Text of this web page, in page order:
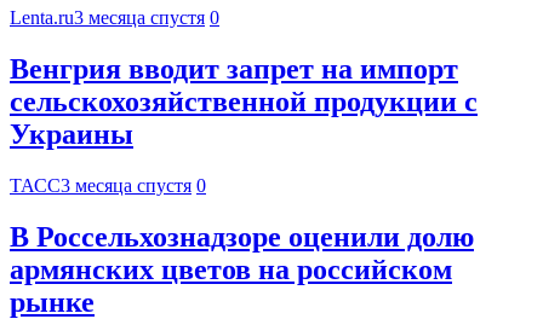
Lenta.ru3 месяца спустя 0
Венгрия вводит запрет на импорт
сельскохозяйственной продукции с
Украины
ТАСС3 месяца спустя 0
В Россельхознадзоре оценили долю
армянских цветов на российском
рынке